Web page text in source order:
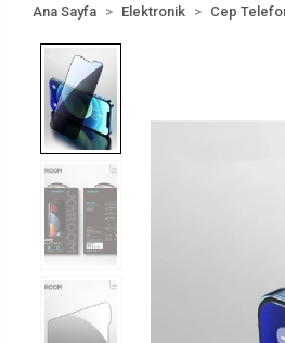
Ana Sayfa Elektronik Cep